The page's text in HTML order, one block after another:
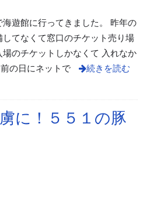
遊館に行ってきました。 昨年の
てなくて窓口のチケット売り場
のチケットしかなくて 入れなか
の日にネットで
続きを読む
に！５５１の豚